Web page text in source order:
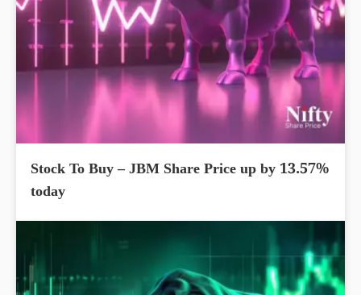
Stock To Buy – JBM Share Price up by 13.57%
today